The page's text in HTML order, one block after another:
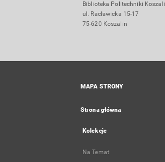
Biblioteka Politechniki
ul. Racławicka 15-17
75-620 Koszalin
MAPA STRONY
Strona główna
Kolekcje
Na Temat